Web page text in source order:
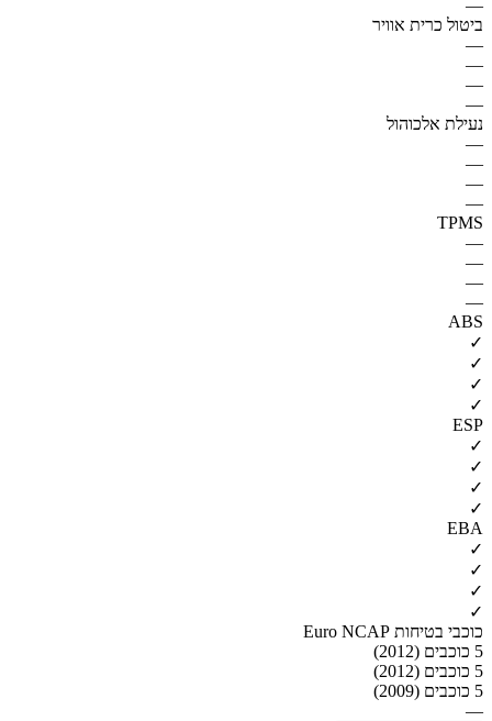
—
ביטול כרית אוויר
—
—
—
—
נעילת אלכוהול
—
—
—
—
TPMS
—
—
—
—
ABS
✓
✓
✓
✓
ESP
✓
✓
✓
✓
EBA
✓
✓
✓
✓
כוכבי בטיחות Euro NCAP
5 כוכבים (2012)
5 כוכבים (2012)
5 כוכבים (2009)
—